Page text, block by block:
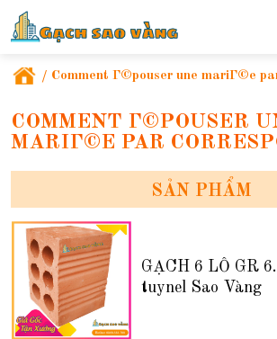
/ Comment Г©pouser une mariГ©e
COMMENT Г©POUSER
MARIГ©E PAR
SẢN PHẨM
GẠCH 6 LỖ GR
tuynel Sao Vàng